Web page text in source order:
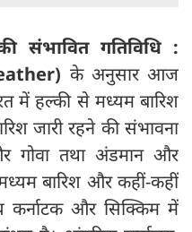
गतिविधि :
के अनुसार आज
में हल्की से मध्यम बारिश
जारी रहने की संभावना
गोवा तथा अंडमान और
मध्यम बारिश और कहीं-कहीं
कर्नाटक और सिक्किम में